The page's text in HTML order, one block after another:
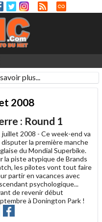
plus...
2008
: Round 1
juillet 2008 - Ce week-end va
disputer la première manche
du Mondial Superbike.
la piste atypique de Brands
les pilotes vont tout faire
partir en vacances avec
psychologique...
de revenir début
à Donington Park !
Partager
sur